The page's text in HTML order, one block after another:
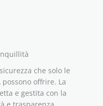
che solo le
possono offrire. La
e gestita con la
e trasparenza.